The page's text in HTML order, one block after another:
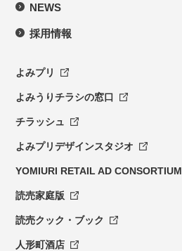
NEWS
採用情報
よみプリ
よみうりチラシの窓口
チラッシュ
よみプリデザインスタジオ
YOMIURI RETAIL AD CONSORTIUM
読売家庭版
読売クック・ブック
人形町酒店